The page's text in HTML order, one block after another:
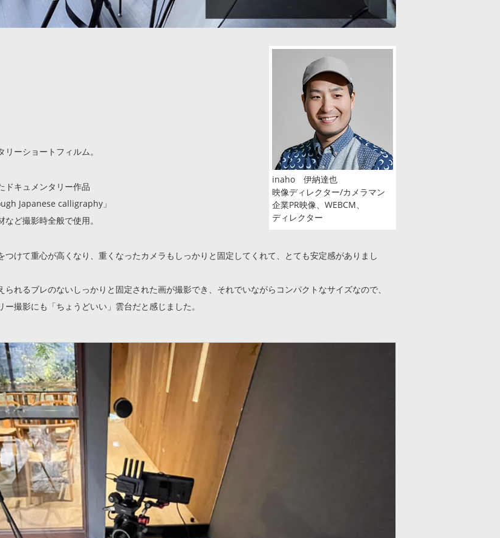
inaho 伊納達也
映像ディレクター/カメラマン
企業PR映像、WEBCM、
ディレクター
ーショートフィルム。
ドキュメンタリー作品
Japanese calligraphy」
ど撮影時全般で使用。
つけて重心が高くなり、重くなったカメラもしっかりと固定してくれて、とても安定感がありまし
れるブレのないしっかりと固定された画が撮影でき、それでいながらコンパクトなサイズなので、
撮影にも「ちょうどいい」雲台だと感じました。